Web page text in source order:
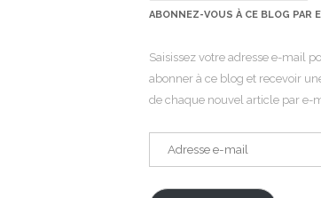
ABONNEZ-VOUS À CE BLOG PAR
Saisissez votre adresse e-mail
abonner à ce blog et recevoir
de chaque nouvel article par e-
Adresse
e-